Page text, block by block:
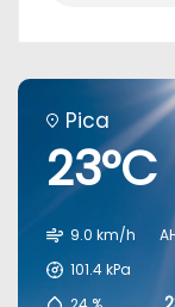
Pica
23°C
9.0 km/h
101.4kPa